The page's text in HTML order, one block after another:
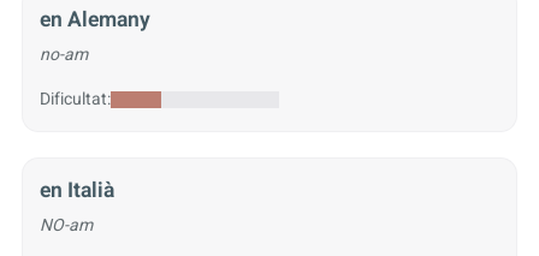
en Alemany
no-am
Dificultat:
en Italià
NO-am